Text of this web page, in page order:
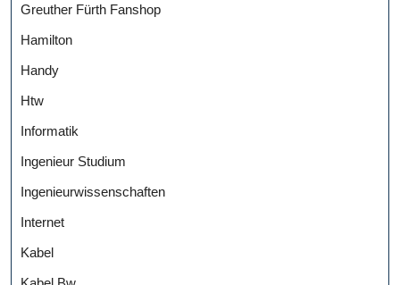
Greuther Fürth Fanshop
Hamilton
Handy
Htw
Informatik
Ingenieur Studium
Ingenieurwissenschaften
Internet
Kabel